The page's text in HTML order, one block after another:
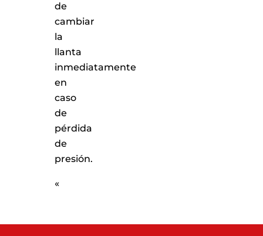
de
cambiar
la
llanta
inmediatamente
en
caso
de
pérdida
de
presión.
«